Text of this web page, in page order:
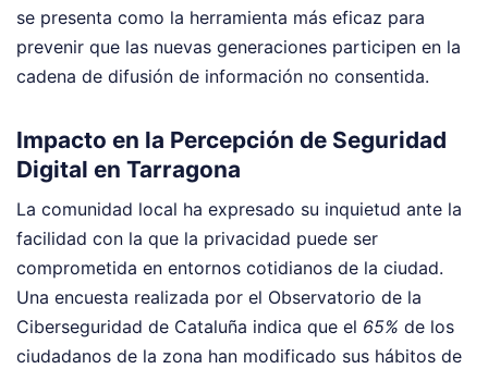
se presenta como la herramienta más eficaz para
prevenir que las nuevas generaciones participen en la
cadena de difusión de información no consentida.
Impacto en la Percepción de Seguridad
Digital en Tarragona
La comunidad local ha expresado su inquietud ante la
facilidad con la que la privacidad puede ser
comprometida en entornos cotidianos de la ciudad.
Una encuesta realizada por el Observatorio de la
Ciberseguridad de Cataluña indica que el 65% de los
ciudadanos de la zona han modificado sus hábitos de